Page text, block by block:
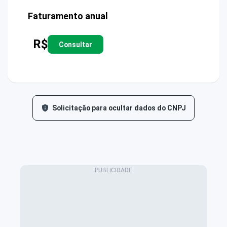
Faturamento anual
R$ Consultar
Solicitação para ocultar dados do CNPJ